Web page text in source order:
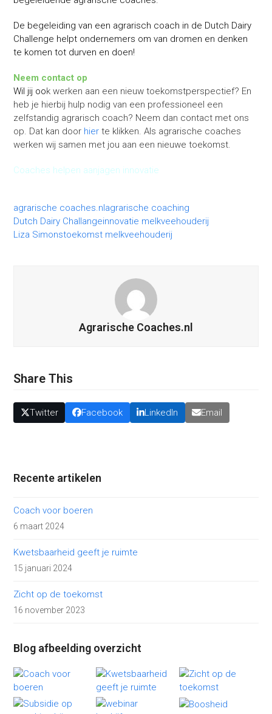
De begeleiding van een agrarisch coach in de Dutch Dairy
Challenge helpt ondernemers om van dromen en denken
te komen tot durven en doen!
Neem contact op
Wil jij ook werken aan een nieuw toekomstperspectief? En
heb je hierbij hulp nodig van een professioneel een
zelfstandig agrarisch coach? Neem dan contact met ons
op. Dat kan door hier te klikken. Als agrarische coaches
werken wij samen met jou aan een nieuwe toekomst.
Coaches helpen aanjagen innovatie
agrarische coaches.nlagrarische coaching
Dutch Dairy Challangeinnovatie melkveehouderij
Liza Simonstoekomst melkveehouderij
Agrarische Coaches.nl
Share This
Twitter Facebook LinkedIn Email
Recente artikelen
Coach voor boeren
6 maart 2024
Kwetsbaarheid geeft je ruimte
15 januari 2024
Zicht op de toekomst
16 november 2023
Blog afbeelding overzicht